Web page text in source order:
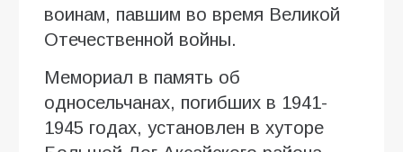
воинам, павшим во время Великой
Отечественной войны.
Мемориал в память об
односельчанах, погибших в 1941-
1945 годах, установлен в хуторе